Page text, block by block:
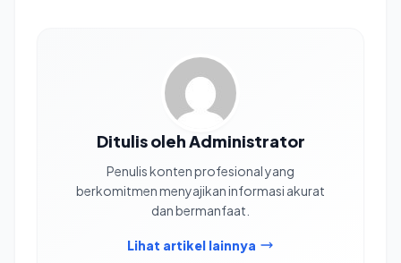
Ditulis oleh Administrator
Penulis konten profesional yang
berkomitmen menyajikan informasi akurat
dan bermanfaat.
Lihat artikel lainnya